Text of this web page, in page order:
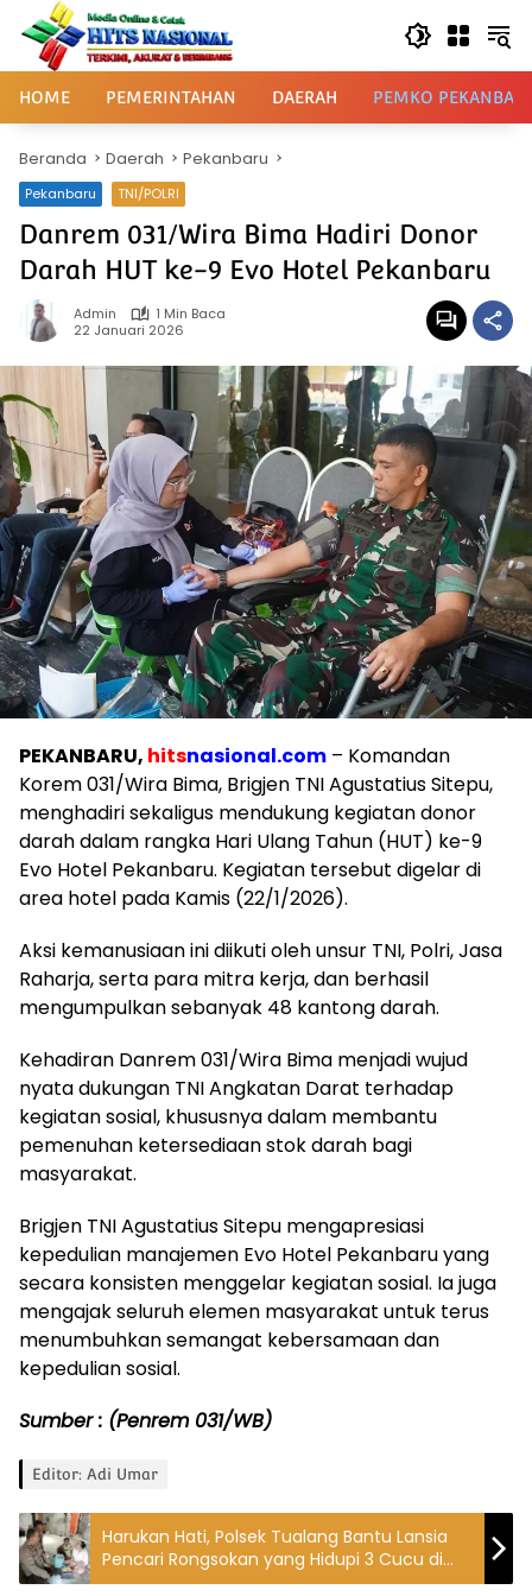
Langsung
konten
HOME PEMERINTAHAN DAERAH PEMKO
Beranda Daerah Pekanbaru
Pekanbaru TNI/POLRI
Danrem 031/Wira Bima Hadiri Donor
Darah HUT ke-9 Evo Hotel Pekanbaru
Admin
1 Min Baca
22 Januari 2026
PEKANBARU, hitsnasional.com – Komandan
Korem 031/Wira Bima, Brigjen TNI Agustatius Sitepu,
menghadiri sekaligus mendukung kegiatan donor
darah dalam rangka Hari Ulang Tahun (HUT) ke-9
Evo Hotel Pekanbaru. Kegiatan tersebut digelar di
area hotel pada Kamis (22/1/2026).
Aksi kemanusiaan ini diikuti oleh unsur TNI, Polri, Jasa
Raharja, serta para mitra kerja, dan berhasil
mengumpulkan sebanyak 48 kantong darah.
Kehadiran Danrem 031/Wira Bima menjadi wujud
nyata dukungan TNI Angkatan Darat terhadap
kegiatan sosial, khususnya dalam membantu
pemenuhan ketersediaan stok darah bagi
masyarakat.
Brigjen TNI Agustatius Sitepu mengapresiasi
kepedulian manajemen Evo Hotel Pekanbaru yang
secara konsisten menggelar kegiatan sosial. Ia juga
mengajak seluruh elemen masyarakat untuk terus
menumbuhkan semangat kebersamaan dan
kepedulian sosial.
Sumber : (Penrem 031/WB)
Editor: Adi Umar
Harukan Hati, Polsek Tualang Bantu Lansia
Pencari Rongsokan yang Hidupi 3 Cucu di
KPST